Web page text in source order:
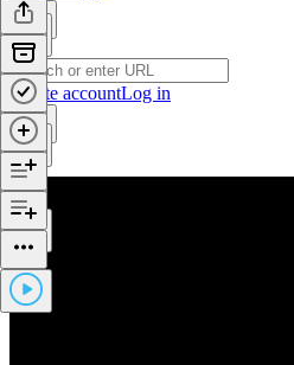
Create accountLog in